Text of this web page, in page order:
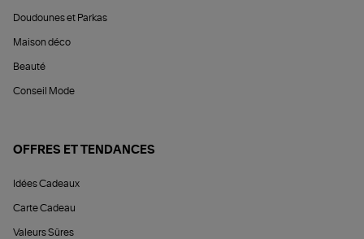
Doudounes et Parkas
Maison déco
Beauté
Conseil Mode
OFFRES ET TENDANCES
Idées Cadeaux
Carte Cadeau
Valeurs Sûres